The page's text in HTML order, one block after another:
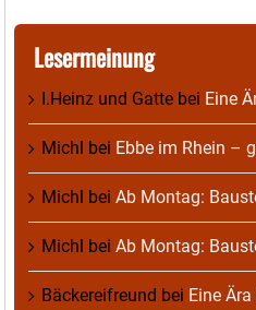
Lesermeinung
I.Heinz und Gatte bei Eine
Michl bei Ebbe im Rhein –
Michl bei Ab Montag:
Michl bei Ab Montag:
Bäckereifreund bei Eine